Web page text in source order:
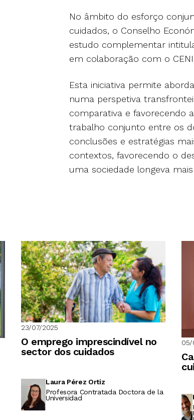
No âmbito do esforço
cuidados, o Conselho
estudo complementar
em colaboração com o
Esta iniciativa permite
numa perspetiva
comparativa e favorecendo
trabalho conjunto entre os
conclusões e estratégias
contextos, favorecendo o
uma sociedade longeva
23/07/2025
O emprego imprescindível no
sector dos cuidados
Laura Pérez Ortiz
Profesora Contratada Doctora de la
Universidad
05/